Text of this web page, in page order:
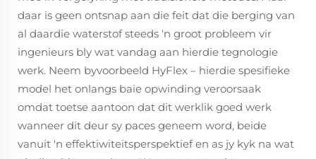
daar is geen ontsnap aan die feit dat die berging van
al daardie waterstof steeds 'n groot probleem vir
ingenieurs bly wat vandag aan hierdie tegnologie
werk. Neem byvoorbeeld HyFlex – hierdie spesifieke
model het onlangs baie opwinding veroorsaak
omdat toetse aantoon dat dit werklik goed werk
wanneer dit deur sy paces geneem word, beide
vanuit 'n effektiwiteitsperspektief en as jy kyk na wat